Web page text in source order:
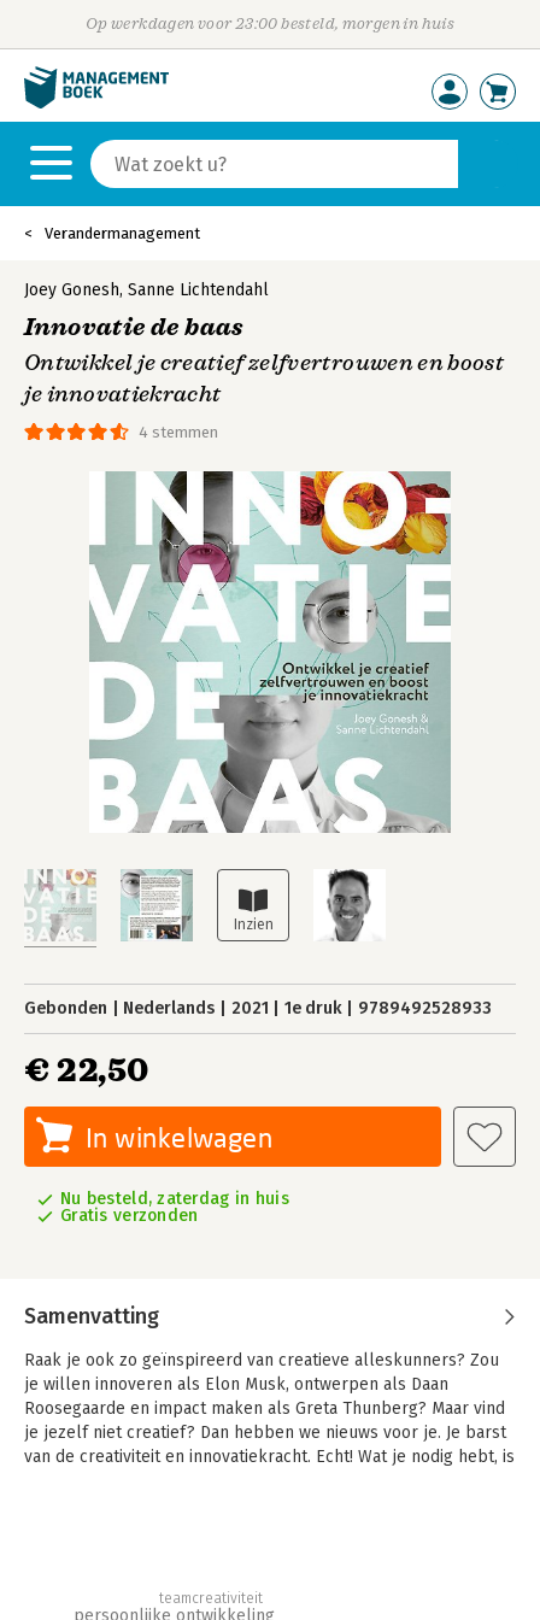
Op werkdagen voor 23:00 besteld, morgen in huis
Verandermanagement
4 stemmen
Joey Gonesh, Sanne Lichtendahl
Innovatie de baas
Ontwikkel je creatief zelfvertrouwen en boost
je innovatiekracht
Gebonden Nederlands 2021 1e druk 9789492528933
€ 22,50
In winkelwagen
Nu besteld, zaterdag in huis
Gratis verzonden
Samenvatting
Raak je ook zo geïnspireerd van creatieve alleskunners? Zou
je willen innoveren als Elon Musk, ontwerpen als Daan
Roosegaarde en impact maken als Greta Thunberg? Maar vind
je jezelf niet creatief? Dan hebben we nieuws voor je. Je barst
van de creativiteit en innovatiekracht. Echt! Wat je nodig hebt, is
cruciaal inzicht. Elk innovatief idee ontstaat in één individueel
persoonlijke ontwikkeling
teamcreativiteit